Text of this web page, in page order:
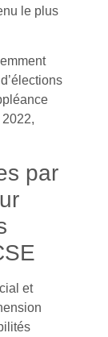
le plus
par
et